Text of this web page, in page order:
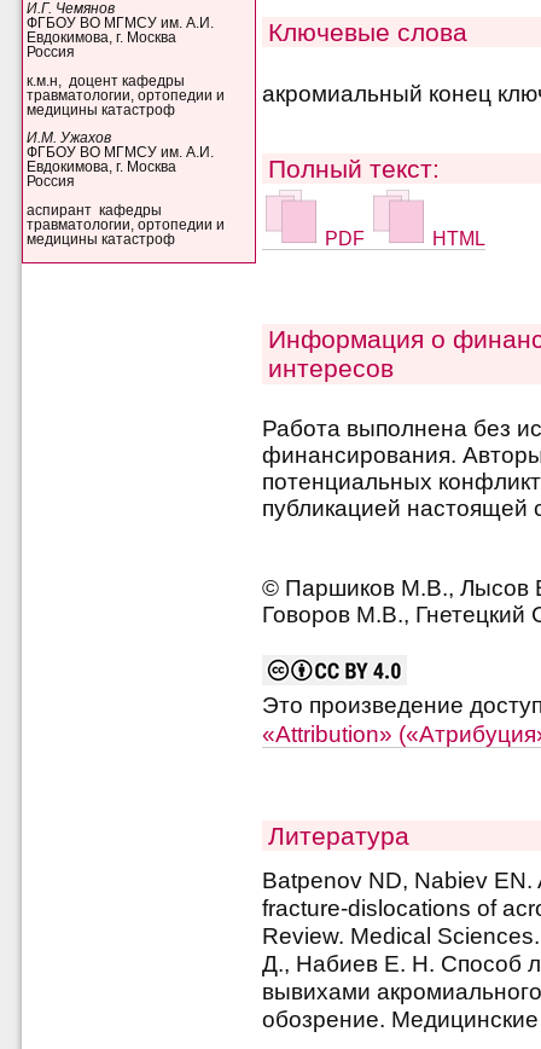
И.Г. Чемянов
ФГБОУ ВО МГМСУ им. А.И.
Евдокимова, г. Москва
Россия
к.м.н, доцент кафедры
травматологии, ортопедии и
медицины катастроф
И.М. Ужахов
ФГБОУ ВО МГМСУ им. А.И.
Евдокимова, г. Москва
Россия
аспирант кафедры
травматологии, ортопедии и
медицины катастроф
Ключевые слова
акромиальный конец
Полный текст:
PDF HTML
Информация о
интересов
Работа выполнена без
финансирования.
потенциальных
публикацией настоящей
© Паршиков М.В., Лысов
Говоров М.В.,
Это произведение
«Attribution»
Литература
Batpenov ND, Nabiev EN.
fracture-dislocations of
Review. Medical
Д., Набиев Е. Н. Способ
вывихами
обозрение.